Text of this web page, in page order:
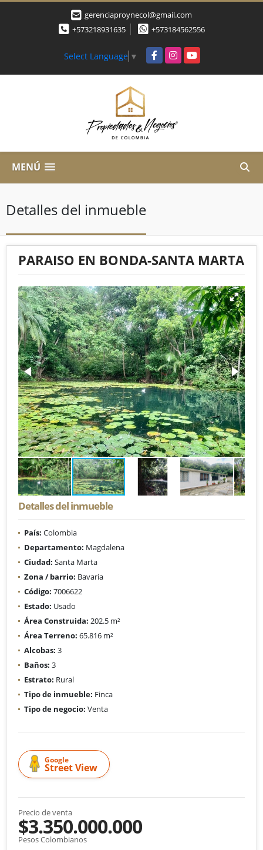
gerenciaproynecol@gmail.com
+573218931635
+573184562556
Select Language ▼ FacebookInstagramYouTube
MENÚ
Detalles del inmueble
PARAISO EN BONDA-SANTA MARTA
Detalles del inmueble
País: Colombia
Departamento: Magdalena
Ciudad: Santa Marta
Zona / barrio: Bavaria
Código: 7006622
Estado: Usado
Área Construida: 202.5 m²
Área Terreno: 65.816 m²
Alcobas: 3
Baños: 3
Estrato: Rural
Tipo de inmueble: Finca
Tipo de negocio: Venta
Google
Street View
Precio de venta
$3.350.000.000
Pesos Colombianos